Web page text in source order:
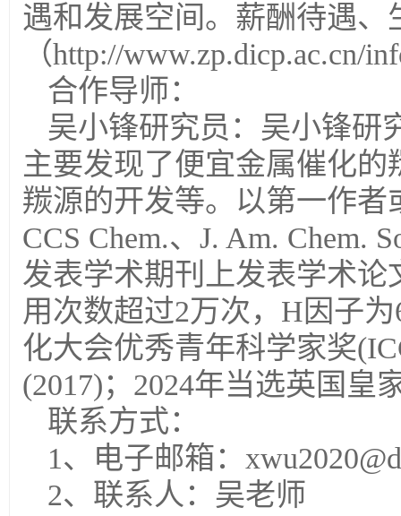
遇和发展空间。薪酬待遇
（http://www.zp.dicp.ac.cn/
合作导师：
吴小锋研究员：吴小锋研
主要发现了便宜金属催化
羰源的开发等。以第一作者
CCS Chem.、J. Am. Chem.
发表学术期刊上发表学术论
用次数超过2万次，H因子
化大会优秀青年科学家奖
(2017)；2024年当选英国皇
联系方式：
1、电子邮箱：
2、联系人：吴老师